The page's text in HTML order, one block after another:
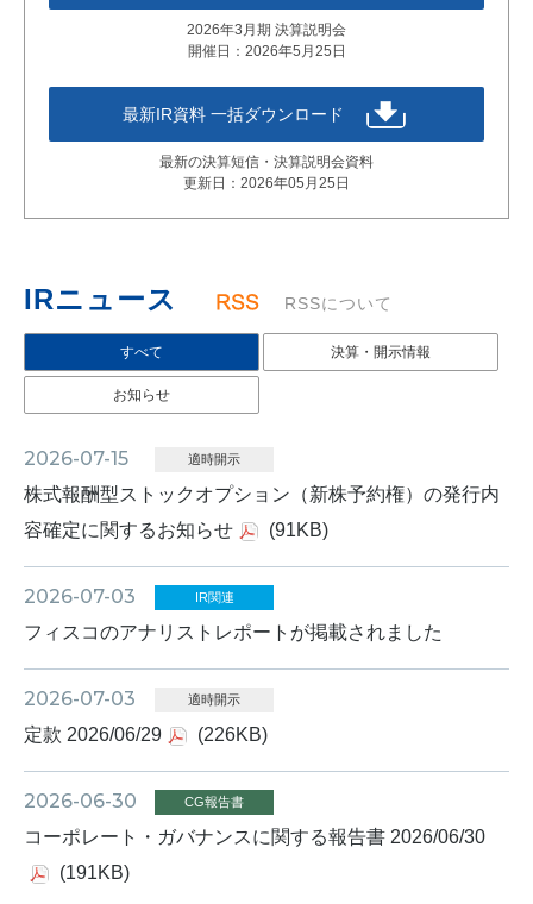
2026年3月期 決算説明会
開催日：2026年5月25日
最新IR資料 一括ダウンロード
最新の決算短信・決算説明会資料
更新日：2026年05月25日
IRニュース RSSについて
すべて 決算・開示情報
お知らせ
株式報酬型ストックオプション（新株予約権）の発行内
容確定に関するお知らせ
(91KB)
2026-07-15 適時開示
フィスコのアナリストレポートが掲載されました
2026-07-03 IR関連
定款 2026/06/29 (226KB)
2026-07-03 適時開示
コーポレート・ガバナンスに関する報告書 2026/06/30
(191KB)
2026-06-30 CG報告書